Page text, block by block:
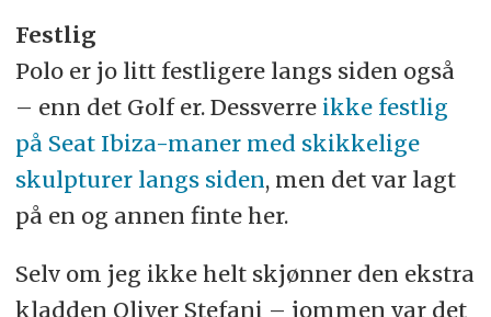
Festlig
Polo er jo litt festligere langs siden også
– enn det Golf er. Dessverreikke festlig
på Seat Ibiza-maner med skikkelige
skulpturer langs siden, men det var lagt
på en og annen finte her.
Selv om jeg ikke helt skjønner den ekstra
kladden Oliver Stefani – jommen var det